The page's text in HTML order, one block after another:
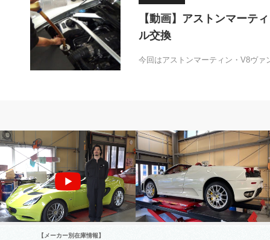
【動画】アストンマーテ
ル交換
今回はアストンマーティン・V8ヴ
【メーカー別在庫情報】